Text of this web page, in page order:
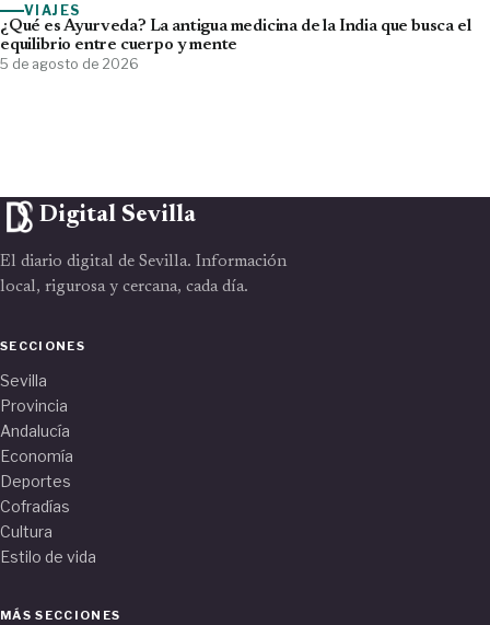
VIAJES
¿Qué es Ayurveda? La antigua medicina de la India que busca el
equilibrio entre cuerpo y mente
5 de agosto de 2026
Digital Sevilla
El diario digital de Sevilla. Información
local, rigurosa y cercana, cada día.
SECCIONES
Sevilla
Provincia
Andalucía
Economía
Deportes
Cofradías
Cultura
Estilo de vida
MÁS SECCIONES